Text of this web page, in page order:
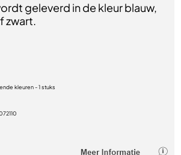
geleverd in de kleur blauw,
zwart.
kleuren - 1 stuks